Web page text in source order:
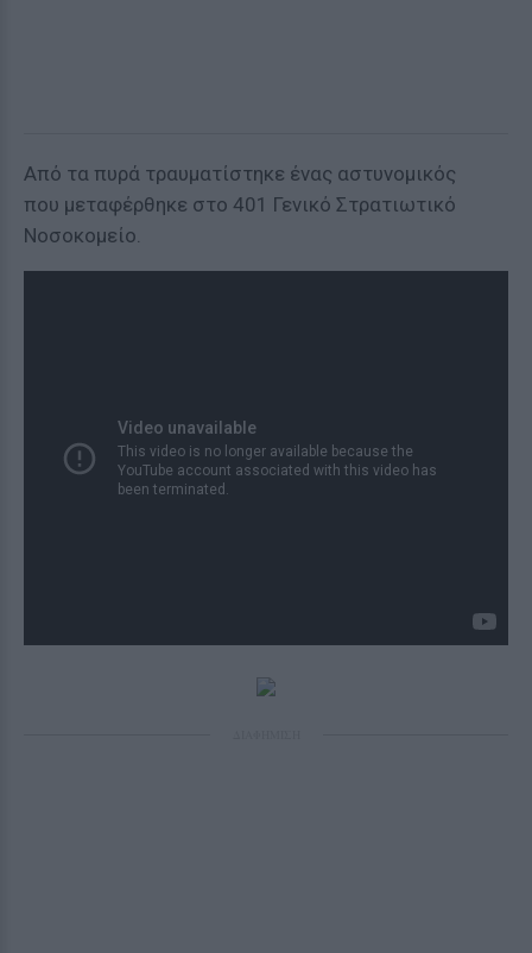
Από τα πυρά τραυματίστηκε ένας αστυνομικός
που μεταφέρθηκε στο 401 Γενικό Στρατιωτικό
Νοσοκομείο.